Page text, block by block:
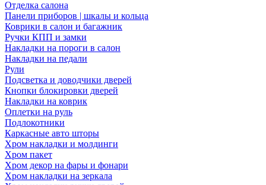
Отделка салона
Панели приборов | шкалы и кольца
Коврики в салон и багажник
Ручки КПП и замки
Накладки на пороги в салон
Накладки на педали
Рули
Подсветка и доводчики дверей
Кнопки блокировки дверей
Накладки на коврик
Оплетки на руль
Подлокотники
Каркасные авто шторы
Хром накладки и молдинги
Хром пакет
Хром декор на фары и фонари
Хром накладки на зеркала